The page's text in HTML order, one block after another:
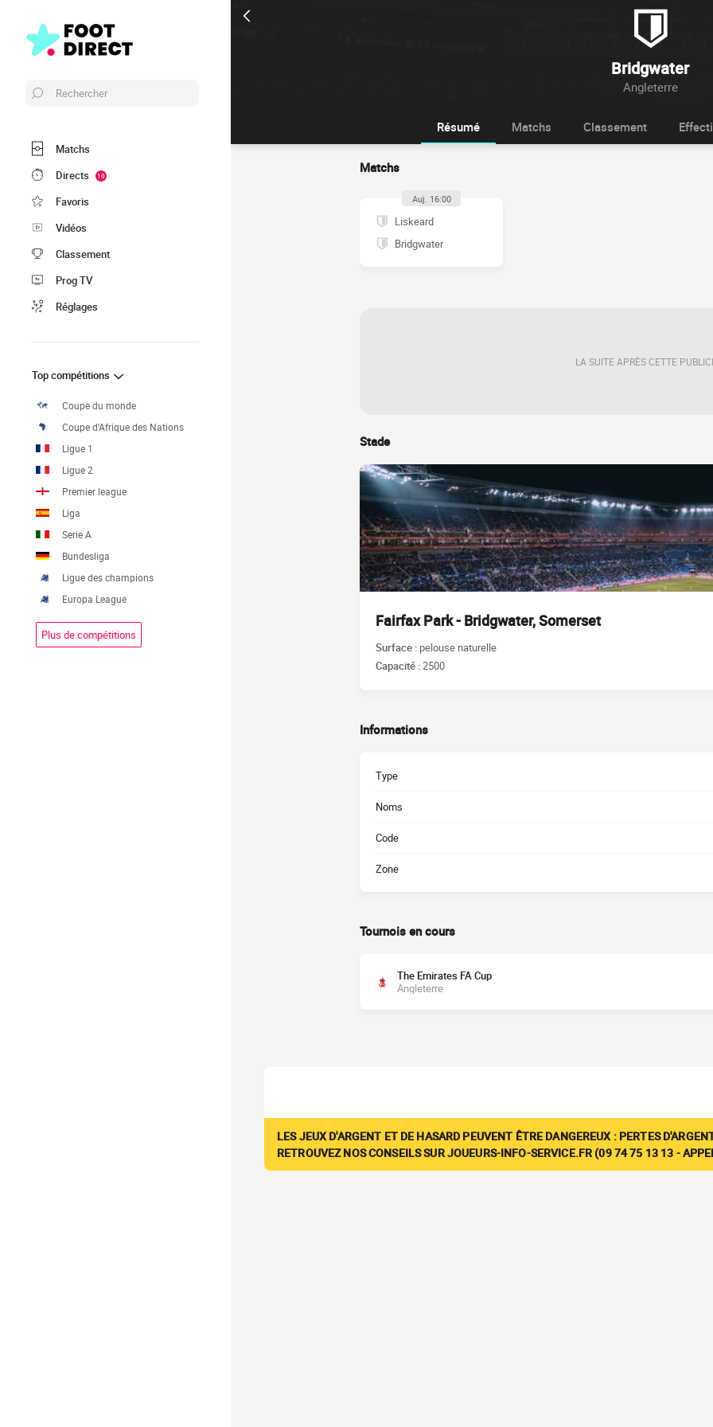
Bridgwater
Angleterre
Rechercher
Matchs
Directs
10
Favoris
Vidéos
Classement
Prog TV
Réglages
Top compétitions
Coupe du monde
Coupe d'Afrique des Nations
Ligue 1
Ligue 2
Premier league
Liga
Serie A
Bundesliga
Ligue des champions
Europa League
Plus de compétitions
Résumé Matchs Classement
Matchs
Auj. 16:00
Liskeard
Bridgwater
LA SUITE APRÈS CETTE
Stade
Fairfax Park - Bridgwater, Somerset
Surface : pelouse naturelle
Capacité :2500
Informations
Type
Noms
Code
Zone
Tournois en cours
The Emirates FA Cup
Angleterre
LES JEUX D'ARGENT ET DE HASARD PEUVENT ÊTRE DANGEREUX : PERTES
RETROUVEZ NOS CONSEILS SUR JOUEURS-INFO-SERVICE.FR (09 74 75 13 13 -